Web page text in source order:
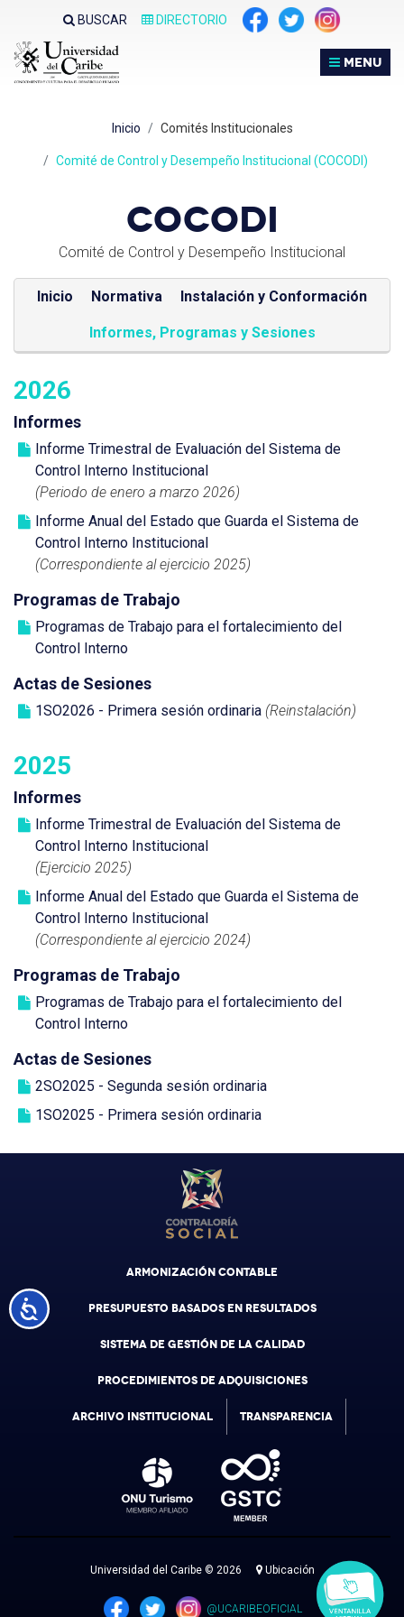
sitio
web
Accesibilidad
BUSCAR DIRECTORIO
MENU
Inicio Comités Institucionales
Comité de Control y Desempeño Institucional (COCODI)
COCODI
Comité de Control y Desempeño Institucional
Inicio Normativa Instalación y Conformación
Informes, Programas y Sesiones
2026
Informes
Informe Trimestral de Evaluación del Sistema de
Control Interno Institucional
(Periodo de enero a marzo 2026)
Informe Anual del Estado que Guarda el Sistema de
Control Interno Institucional
(Correspondiente al ejercicio 2025)
Programas de Trabajo
Programas de Trabajo para el fortalecimiento del
Control Interno
Actas de Sesiones
1SO2026 - Primera sesión ordinaria (Reinstalación)
2025
Informes
Informe Trimestral de Evaluación del Sistema de
Control Interno Institucional
(Ejercicio 2025)
Informe Anual del Estado que Guarda el Sistema de
Control Interno Institucional
(Correspondiente al ejercicio 2024)
Programas de Trabajo
Programas de Trabajo para el fortalecimiento del
Control Interno
Actas de Sesiones
2SO2025 - Segunda sesión ordinaria
1SO2025 - Primera sesión ordinaria
ARMONIZACIÓN CONTABLE
PRESUPUESTO BASADOS EN RESULTADOS
SISTEMA DE GESTIÓN DE LA CALIDAD
PROCEDIMIENTOS DE ADQUISICIONES
ARCHIVO INSTITUCIONAL TRANSPARENCIA
Universidad del Caribe © 2026 Ubicación
@UCARIBEOFICIAL